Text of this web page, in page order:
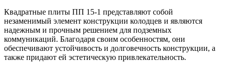
Квадратные плиты ПП 15-1 представляют собой
незаменимый элемент конструкции колодцев и являются
надежным и прочным решением для подземных
коммуникаций. Благодаря своим особенностям, они
обеспечивают устойчивость и долговечность конструкции, а
также придают ей эстетическую привлекательность.